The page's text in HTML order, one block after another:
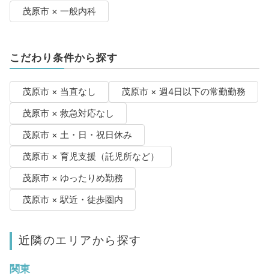
茂原市 × 一般内科
こだわり条件から探す
茂原市 × 当直なし
茂原市 × 週4日以下の常勤勤務
茂原市 × 救急対応なし
茂原市 × 土・日・祝日休み
茂原市 × 育児支援（託児所など）
茂原市 × ゆったりめ勤務
茂原市 × 駅近・徒歩圏内
近隣のエリアから探す
関東